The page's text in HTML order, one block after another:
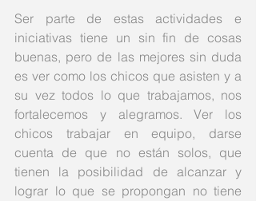
Ser parte de estas actividades e
iniciativas tiene un sin fin de cosas
buenas, pero de las mejores sin duda
es ver como los chicos que asisten y a
su vez todos lo que trabajamos, nos
fortalecemos y alegramos. Ver los
chicos trabajar en equipo, darse
cuenta de que no están solos, que
tienen la posibilidad de alcanzar y
lograr lo que se propongan no tiene